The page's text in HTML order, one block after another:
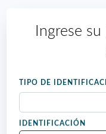
Ingrese
TIPO DE
IDENTIFICACIÓN